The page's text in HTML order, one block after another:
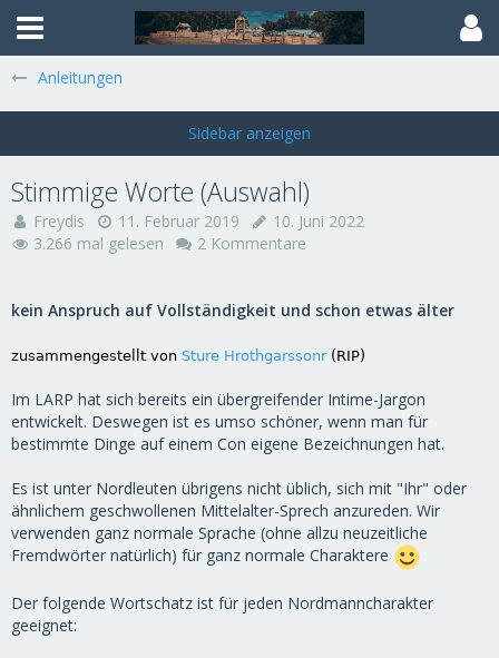
Anleitungen
Stimmige Worte (Auswahl)
Freydis 11. Februar 2019
10. Juni 2022
3.266 mal gelesen
2 Kommentare
kein Anspruch auf Vollständigkeit und schon etwas älter
zusammengestellt von Sture Hrothgarssonr(RIP)
Im LARP hat sich bereits ein übergreifender Intime-Jargon
entwickelt. Deswegen ist es umso schöner, wenn man für
bestimmte Dinge auf einem Con eigene Bezeichnungen hat.
Es ist unter Nordleuten übrigens nicht üblich, sich mit "Ihr" oder
ähnlichem geschwollenen Mittelalter-Sprech anzureden. Wir
verwenden ganz normale Sprache (ohne allzu neuzeitliche
Fremdwörter natürlich) für ganz normale Charaktere
Der folgende Wortschatz ist für jeden Nordmanncharakter
geeignet: